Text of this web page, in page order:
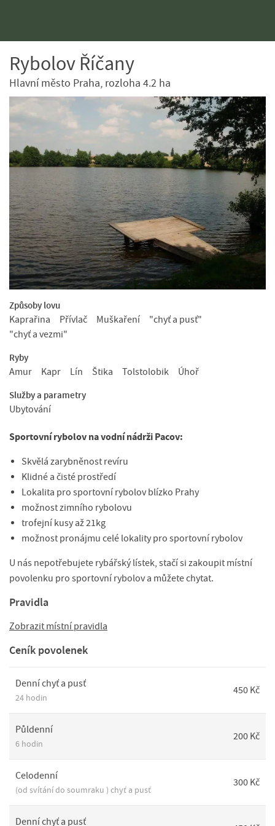
Rybolov Říčany
Hlavní město Praha, rozloha 4.2 ha
Způsoby lovu
Kaprařina
Přívlač Muškaření
"chyť a pusť"
"chyť a vezmi"
Ryby
Amur
Kapr Lín Štika Tolstolobik
Úhoř
Služby a parametry
Ubytování
Sportovní rybolov na vodní nádrži Pacov:
Skvělá zarybněnost revíru
Klidné a čisté prostředí
Lokalita pro sportovní rybolov blízko Prahy
možnost zimního rybolovu
trofejní kusy až 21kg
možnost pronájmu celé lokality pro sportovní rybolov
U nás nepotřebujete rybářský lístek, stačí si zakoupit místní
povolenku pro sportovní rybolov a můžete chytat.
Pravidla
Zobrazit místní pravidla
Ceník povolenek
Denní chyť a pusť
24 hodin
450 Kč
Půldenní
6 hodin
200 Kč
Celodenní
(od svítání do soumraku ) chyť a pusť
300 Kč
Denní chyť a pusť